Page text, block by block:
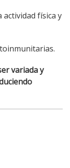
física y
variada y